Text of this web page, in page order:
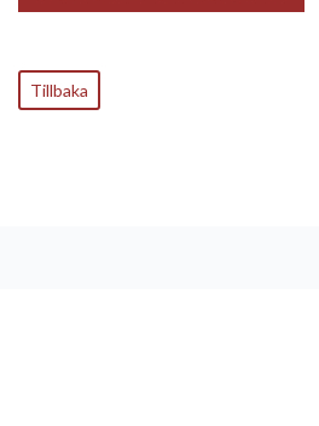
Tillbaka